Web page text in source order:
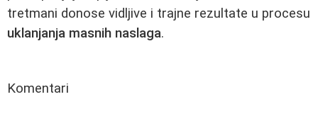
tretmani donose vidljive i trajne rezultate u procesu
uklanjanja masnih naslaga.
Komentari